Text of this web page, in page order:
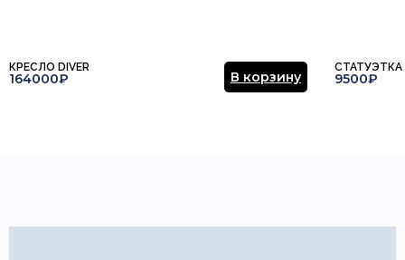
КРЕСЛО DIVER
164000₽ В корзину
СТАТУЭТКА
9500₽